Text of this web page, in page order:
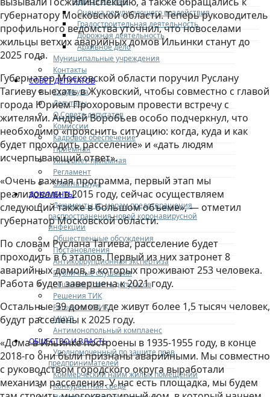
Оценка регулирующего воздействия
Градостроительная деятельность
Дорожная деятельность
Архивное дело
Муниципальные учреждения
Контакты
СОВЕТ ДЕПУТАТОВ
Структура
Депутаты
О Совете депутатов
Комиссии
Кадровое обеспечение
Приемная
Интернет-приемная
Регламент
Охрана труда
ДОКУМЕНТЫ
Документы по мерам предотвращения
распространения новой коронавирусной
инфекции
Общественные обсуждения
Постановления
Антикоррупционная экспертиза
Публичные слушания
Решения Совета депутатов
Решения ТИК
Решения МТИК
МЦУР
Антимонопольный комплаенс
ОБЩЕСТВО И ВЛАСТЬ
Уполномоченный по защите прав
предпринимателей
Коммерческий найм жилых помещений
Конкурентная среда
губернатору Московской области. Теперь руководитель
профильного ведомства уточнил, что новоселами
жильцы ветхих аварийных домов Ильинки станут до
2025 года.
Губернатор Московской области поручил Руслану
Тагиеву выехать в Жуковский, чтобы совместно с главой
города Юрием Прохоровым провести встречу с
жителями. Андрей Воробьев особо подчеркнул, что
необходимо «прояснить ситуацию: когда, куда и как
будет проходить расселение» и «дать людям
исчерпывающий ответ».
«Очень важная программа, первый этап мы
реализовали в 2015 году, сейчас осуществляем
следующий также в большом объеме», — отметил
губернатор Московской области.
По словам Руслана Тагиева, расселение будет
проходить в 6 этапов. Первый из них затронет 8
аварийных домов, в которых проживают 253 человека.
Работа будет завершена к 2021 году.
Остальные 39 домов, где живут более 1,5 тысяч человек,
будут расселены к 2025 году.
«Дома в Ильинке построены в 1935-1955 году, в конце
2018-го они были признаны аварийными. Мы совместно
с руководством городского округа выработали
механизм расселения. У нас есть площадка, мы будем